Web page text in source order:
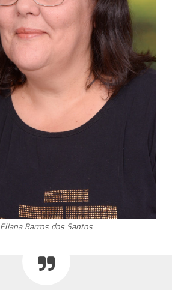
Eliana Barros dos Santos